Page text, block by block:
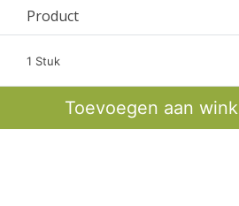
Product
1 Stuk
Toevoegen aan